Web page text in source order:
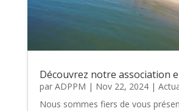
Découvrez notre association
par ADPPM | Nov 22, 2024|
Nous sommes fiers de vous